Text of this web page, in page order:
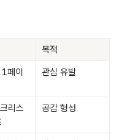
목적
1페이
관심 유발
리스
공감 형성